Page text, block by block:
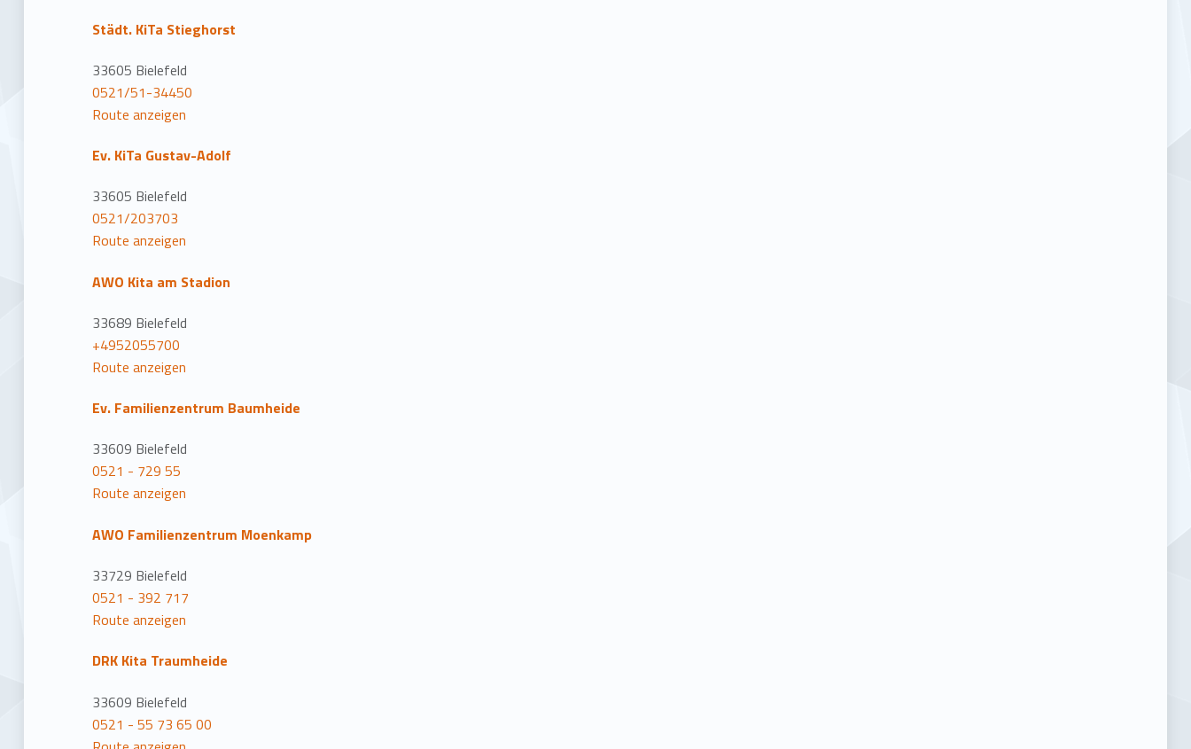
Städt. KiTa Stieghorst
33605 Bielefeld
0521/51-34450
Route anzeigen
Ev. KiTa Gustav-Adolf
33605 Bielefeld
0521/203703
Route anzeigen
AWO Kita am Stadion
33689 Bielefeld
+4952055700
Route anzeigen
Ev. Familienzentrum Baumheide
33609 Bielefeld
0521 - 729 55
Route anzeigen
AWO Familienzentrum Moenkamp
33729 Bielefeld
0521 - 392 717
Route anzeigen
DRK Kita Traumheide
33609 Bielefeld
0521 - 55 73 65 00